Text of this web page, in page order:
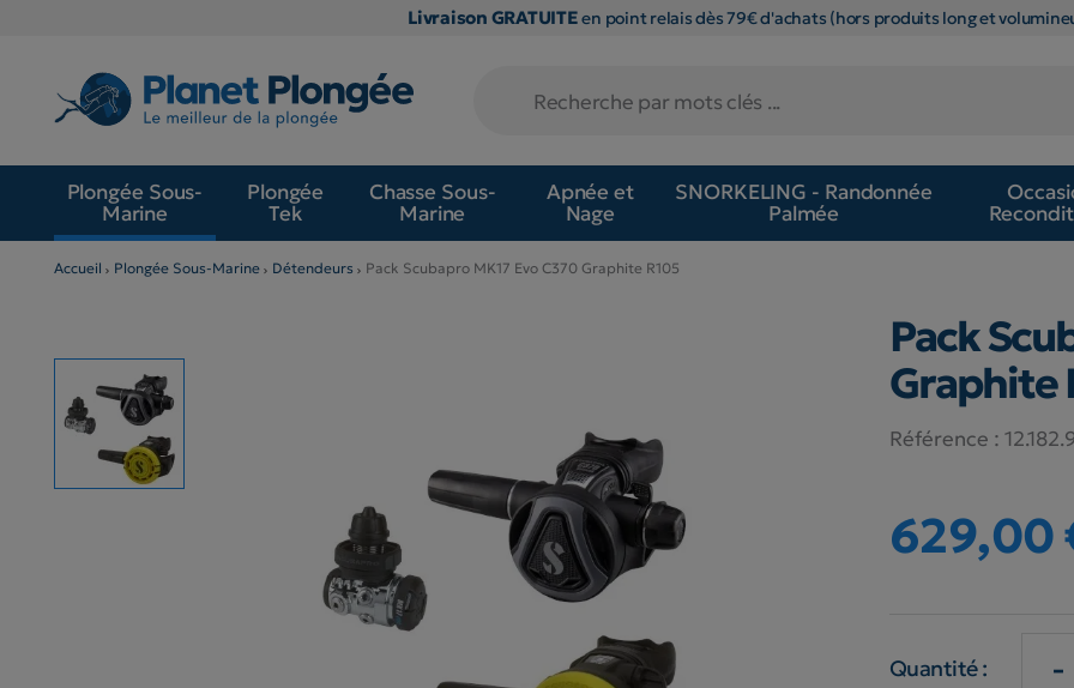
Livraison GRATUITEen point relais dès 79€ d'achats (hors produits long et
Plongée Sous-
Marine
Plongée
Tek
Chasse Sous-
Marine
Apnée et
Nage
SNORKELING - Randonnée
Palmée
Accueil Plongée Sous-Marine Détendeurs Pack Scubapro MK17 Evo C370 Graphite R105
Pack
Graphite
Référence :
629,00
Quantité : -